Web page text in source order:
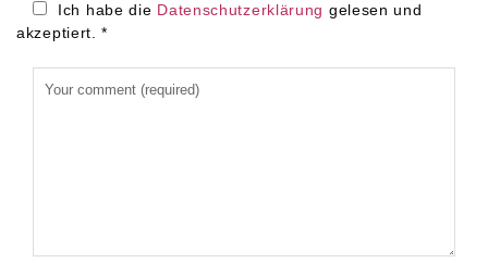
Ich habe die Datenschutzerklärung gelesen und
akzeptiert. *